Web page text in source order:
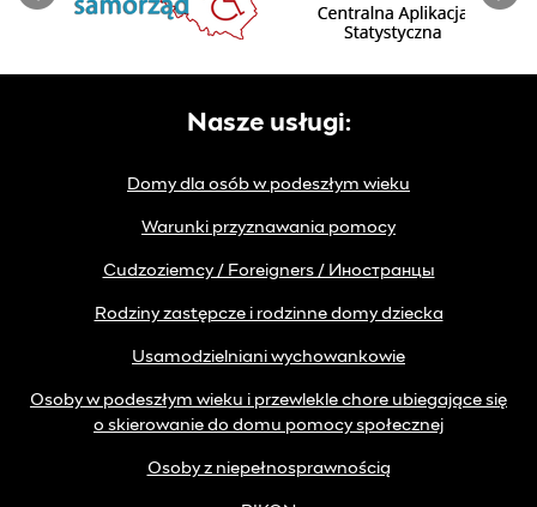
Nasze usługi:
Domy dla osób w podeszłym wieku
Warunki przyznawania pomocy
Cudzoziemcy / Foreigners / Иностранцы
Rodziny zastępcze i rodzinne domy dziecka
Usamodzielniani wychowankowie
Osoby w podeszłym wieku i przewlekle chore ubiegające się
o skierowanie do domu pomocy społecznej
Osoby z niepełnosprawnością